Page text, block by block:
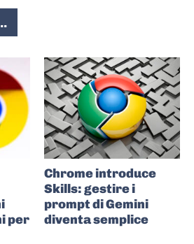
per
Chrome introduce
Skills: gestire i
prompt di Gemini
diventa semplice